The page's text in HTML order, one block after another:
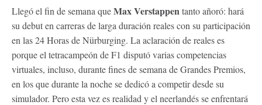
Llegó el fin de semana queMax Verstappentanto añoró: hará
su debut en carreras de larga duración reales con su participación
en las 24 Horas de Nürburging. La aclaración de reales es
porque el tetracampeón de F1 disputó varias competencias
virtuales, incluso, durante fines de semana de Grandes Premios,
en los que durante la noche se dedicó a competir desde su
simulador. Pero esta vez es realidad y el neerlandés se enfrentará